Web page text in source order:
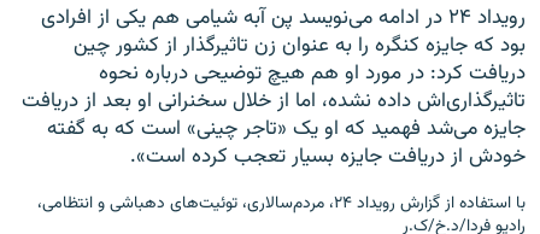
رویداد ۲۴ در ادامه می‌نویسد پن آبه شیامی هم یکی از افرادی
بود که جایزه کنگره را به عنوان زن تاثیرگذار از کشور چین
دریافت کرد: در مورد او هم هیچ توضیحی درباره نحوه
تاثیرگذاری‌اش داده نشده، اما از خلال سخنرانی او بعد از دریافت
جایزه می‌شد فهمید که او یک «تاجر چینی» است که به گفته
خودش از دریافت جایزه بسیار تعجب کرده است».
با استفاده از گزارش رویداد ۲۴، مردم‌سالاری، توئیت‌های دهباشی و انتظامی،
رادیو فردا/د.خ/ک.ر